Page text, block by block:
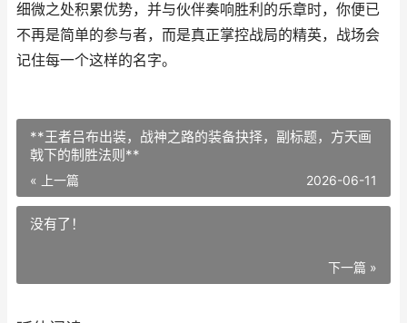
细微之处积累优势，并与伙伴奏响胜利的乐章时，你便已
不再是简单的参与者，而是真正掌控战局的精英，战场会
记住每一个这样的名字。
**王者吕布出装，战神之路的装备抉择，副标题，方天画
戟下的制胜法则**
« 上一篇 2026-06-11
没有了！
下一篇 »